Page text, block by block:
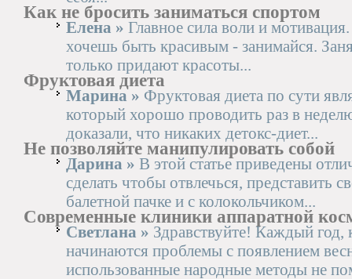
Как не бросить заниматься спортом
Елена » Главное сила воли и
хочешь быть красивым - занимайся.
только придают красоты...
Фруктовая диета
Марина » Фруктовая диета по сути
который хорошо проводить раз в
доказали, что никаких детокс-диет...
Не позволяйте манипулировать собой
Дарина » В этой статье приведены
сделать чтобы отвлечься, представить
балетной пачке и с колокольчиком...
Современные клиники аппаратной
Светлана » Здравствуйте! Каждый год,
начинаются проблемы с появлением
использованные народные методы не